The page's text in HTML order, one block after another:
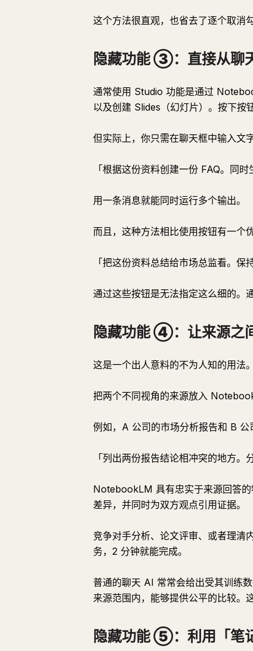
这个方法很直观，也省去了逐个取消
隐藏功能 ③：直接从聊
通常使用 Studio 功能是通过
以及创建 Slides（幻灯片）。按下按
但实际上，你只需在聊天框中输入文
「根据这份资料创建一份 FAQ。同时
用一条消息就能同时运行多个输出。
而且，这种方法相比使用按钮有一个
「把这份资料总结给市场总监看。保
通过这些按钮是无法指定这么细的。
隐藏功能 ④：让来源之
这是一个出人意料的不为人知的用法。
把两个不同视角的来源放入
例如，A 公司的市场分析报告和 B 公
「列出两份报告结论相冲突的地方。
NotebookLM 具有忠实于来源回答
差异，并同时为双方观点引用证据。
竞争对手分析、论文评审、或者理清
务，2 分钟就能完成。
普通的聊天 AI 常常会给出受其训练
来源范围内，能够提供公平的比较。
隐藏功能 ⑤：利用「笔